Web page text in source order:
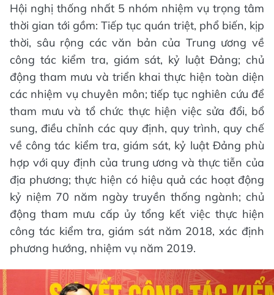
Hội nghị thống nhất 5 nhóm nhiệm vụ trọng tâm
thời gian tới gồm: Tiếp tục quán triệt, phổ biến, kịp
thời, sâu rộng các văn bản của Trung ương về
công tác kiểm tra, giám sát, kỷ luật Đảng; chủ
động tham mưu và triển khai thực hiện toàn diện
các nhiệm vụ chuyên môn; tiếp tục nghiên cứu để
tham mưu và tổ chức thực hiện việc sửa đổi, bổ
sung, điều chỉnh các quy định, quy trình, quy chế
về công tác kiểm tra, giám sát, kỷ luật Đảng phù
hợp với quy định của trung ương và thực tiễn của
địa phương; thực hiện có hiệu quả các hoạt động
kỷ niệm 70 năm ngày truyền thống ngành; chủ
động tham mưu cấp ủy tổng kết việc thực hiện
công tác kiểm tra, giám sát năm 2018, xác định
phương hướng, nhiệm vụ năm 2019.